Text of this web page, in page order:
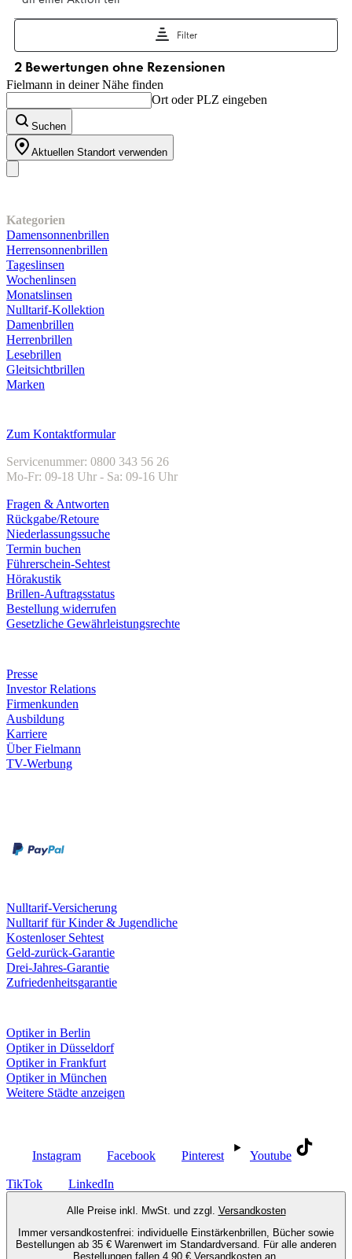
Fielmann in deiner Nähe finden
Ort oder PLZ eingeben
Suchen
Aktuellen Standort verwenden
Kategorien
Damensonnenbrillen
Herrensonnenbrillen
Tageslinsen
Wochenlinsen
Monatslinsen
Nulltarif-Kollektion
Damenbrillen
Herrenbrillen
Lesebrillen
Gleitsichtbrillen
Marken
Zum Kontaktformular
Servicenummer: 0800 343 56 26
Mo-Fr: 09-18 Uhr - Sa: 09-16 Uhr
Fragen & Antworten
Rückgabe/Retoure
Niederlassungssuche
Termin buchen
Führerschein-Sehtest
Hörakustik
Brillen-Auftragsstatus
Bestellung widerrufen
Gesetzliche Gewährleistungsrechte
Presse
Investor Relations
Firmenkunden
Ausbildung
Karriere
Über Fielmann
TV-Werbung
Nulltarif-Versicherung
Nulltarif für Kinder & Jugendliche
Kostenloser Sehtest
Geld-zurück-Garantie
Drei-Jahres-Garantie
Zufriedenheitsgarantie
Optiker in Berlin
Optiker in Düsseldorf
Optiker in Frankfurt
Optiker in München
Weitere Städte anzeigen
Instagram Facebook Pinterest Youtube
TikTok LinkedIn
Alle Preise inkl. MwSt. und zzgl. Versandkosten
Immer versandkostenfrei: individuelle Einstärkenbrillen, Bücher sowie
Bestellungen ab 35 € Warenwert im Standardversand. Für alle anderen
Bestellungen fallen 4,90 € Versandkosten an.